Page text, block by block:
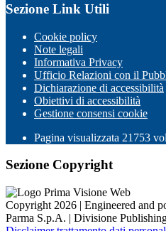
Sezione Link Utili
Cookie policy
Note legali
Informativa Privacy
Ufficio Relazioni con il
Dichiarazione di accessibilità
Obiettivi di accessibilità
Gestione consensi cookie
Pagina visualizzata 21753
Sezione Copyright
Copyright 2026 | Engineered and
Parma S.p.A. | Divisione